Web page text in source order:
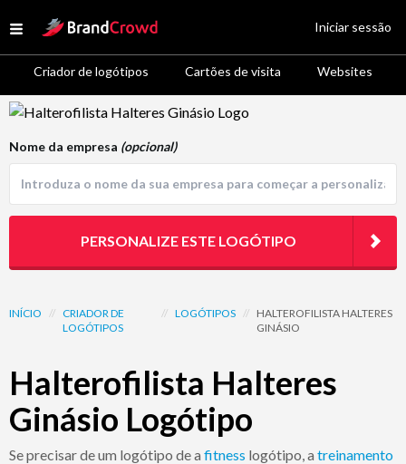
Open menu
Site Logo
Criador de logótipos Cartões de visita Websites
Iniciar sessão
Logo Template Preview
INÍCIO // CRIADOR DE
LOGÓTIPOS
// LOGÓTIPOS // HALTEROFILISTA HALTERES
GINÁSIO
Halterofilista Halteres
Ginásio Logótipo
Se precisar de um logótipo de a fitness logótipo, a treinamento
Nome da empresa (opcional)
PERSONALIZE ESTE LOGÓTIPO